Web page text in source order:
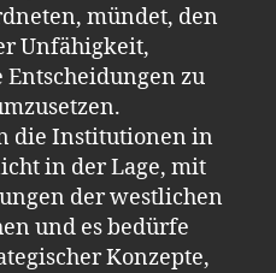
mündet, den
Unfähigkeit,
zu
die Institutionen in
in der Lage, mit
der westlichen
und es bedürfe
Konzepte,